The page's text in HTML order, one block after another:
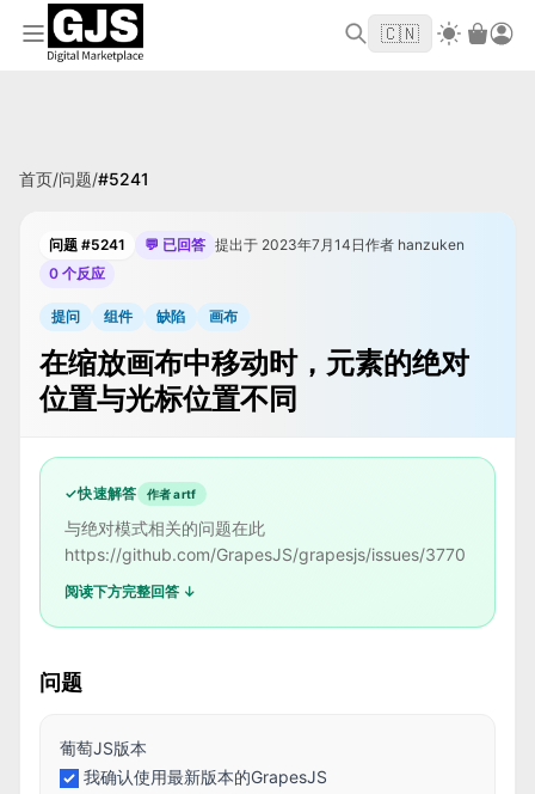
欢迎来到 GJS.MARKET！使用优惠码 WELCOME2026
首单立
🇨🇳
首页/问题/#5241
问题 #5241 💬 已回答 提出于 2023年7月14日作者 hanzuken
0 个反应
提问 组件 缺陷 画布
在缩放画布中移动时，元素的绝对
位置与光标位置不同
✓快速解答 作者 artf
与绝对模式相关的问题在此
https://github.com/GrapesJS/grapesjs/issues/3770
阅读下方完整回答 ↓
问题
葡萄JS版本
我确认使用最新版本的GrapesJS